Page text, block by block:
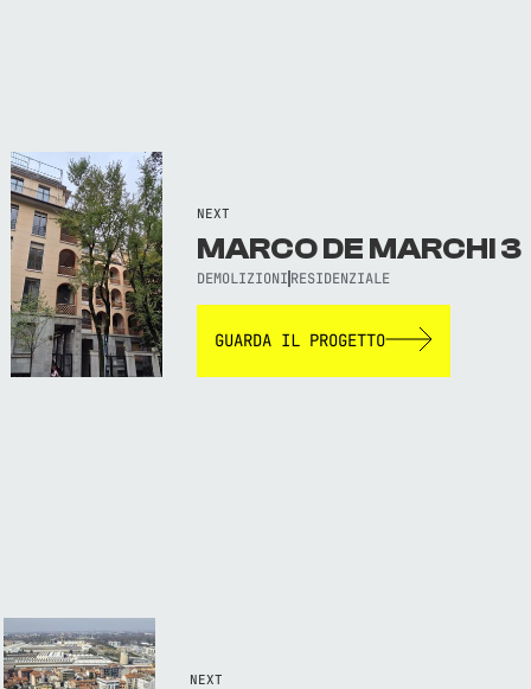
NEXT
MARCO DE MARCHI 3
DEMOLIZIONI RESIDENZIALE
GUARDA IL PROGETTO
NEXT